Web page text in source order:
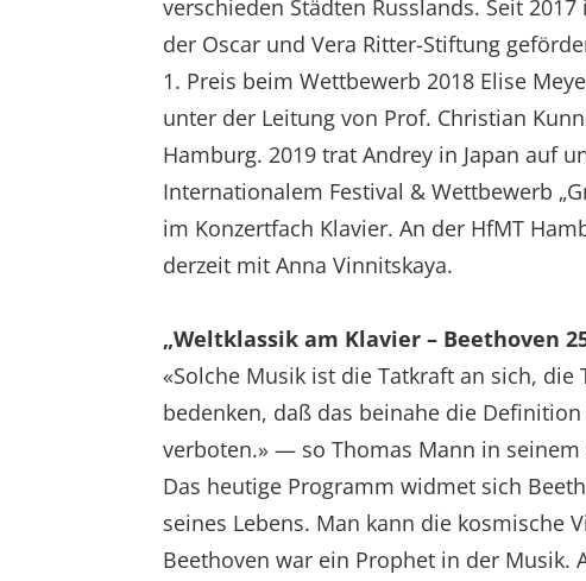
verschieden Städten Russlands. Seit
der Oscar und Vera Ritter-Stiftung
1. Preis beim Wettbewerb 2018 Elise
unter der Leitung von Prof. Christian
Hamburg. 2019 trat Andrey in Japan auf
Internationalem Festival & Wettbewerb
im Konzertfach Klavier. An der HfMT
derzeit mit Anna Vinnitskaya.
„Weltklassik am Klavier – Beethoven
«Solche Musik ist die Tatkraft an sich,
bedenken, daß das beinahe die
verboten.» — so Thomas Mann in seinem
Das heutige Programm widmet sich
seines Lebens. Man kann die kosmische
Beethoven war ein Prophet in der